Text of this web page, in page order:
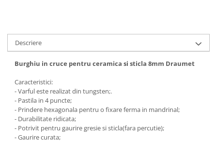
ceramica
Accesorii pentru frezare
Carote pentru ceramica
Carote HSS
Carote si accesorii pentru zidarie
Freze pentru gaurire lemn si gips
carton
Descriere
Burghiu in cruce pentru ceramica si sticla 8mm Draumet
Caracteristici:
- Varful este realizat din tungsten;.
- Pastila in 4 puncte;
- Prindere hexagonala pentru o fixare ferma in mandrinal;
- Durabilitate ridicata;
- Potrivit pentru gaurire gresie si sticla(fara percutie);
- Gaurire curata;